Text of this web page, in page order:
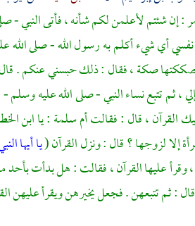
: إن شئتم لأعلمن لكم شأنه ، فأتى النبي -
أي شيء أكلم به رسول الله - صلى
صكة ، فقال : ذلك حبسني عنكم .
، ثم تتبع نساء النبي - صلى الله عليه
القرآن ، قال : فقالتأم سلمة: ياابن
إلا لزوجها ؟ قال : ونزل القرآن (يا أيها
وقرأ عليها القرآن ، فقالت : هل بدأت بأحد
: ثم تتبعهن . فجعل يخيرهن ويقرأ عليهن